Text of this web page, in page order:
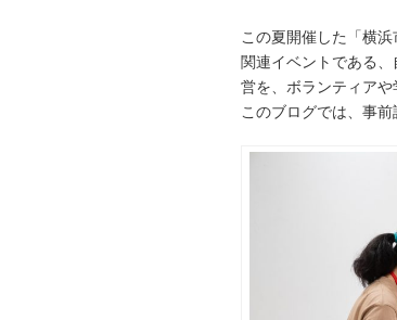
この夏開催した「横
関連イベントである
営を、ボランティア
このブログでは、事